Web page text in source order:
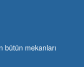
bütün mekanları